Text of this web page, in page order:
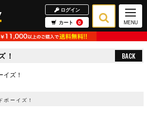
ログイン
カート
0 MENU
！ BACK
イズ！
ボーイズ！